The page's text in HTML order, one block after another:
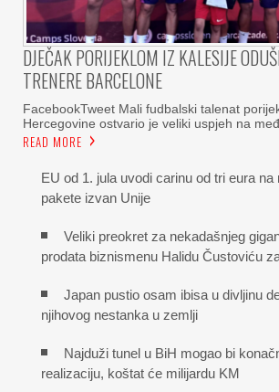
DJEČAK PORIJEKLOM IZ KALESIJE
TRENERE BARCELONE
FacebookTweet Mali fudbalski talenat
Hercegovine ostvario je veliki uspjeh na
READ MORE
EU od 1. jula uvodi carinu od tri eura na
pakete izvan Unije
Veliki preokret za nekadašnjeg
prodata biznismenu Halidu Čustoviću
Japan pustio osam ibisa u divljinu
njihovog nestanka u zemlji
Najduži tunel u BiH mogao bi
realizaciju, koštat će milijardu KM